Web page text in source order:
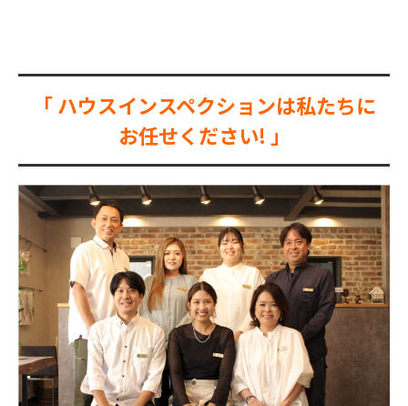
「 ハウスインスペクションは私たちに
お任せください! 」